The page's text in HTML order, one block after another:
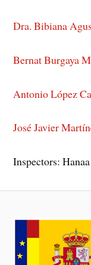
Dra. Bibiana
Bernat Burgaya
Antonio López
José Javier
Inspectors: